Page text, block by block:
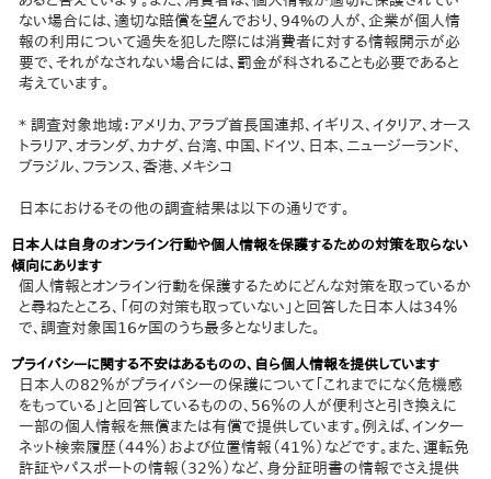
ない場合には、適切な賠償を望んでおり、94%の人が、企業が個人情
報の利用について過失を犯した際には消費者に対する情報開示が必
要で、それがなされない場合には、罰金が科されることも必要であると
考えています。
* 調査対象地域：アメリカ、アラブ首長国連邦、イギリス、イタリア、オース
トラリア、オランダ、カナダ、台湾、中国、ドイツ、日本、ニュージーランド、
ブラジル、フランス、香港、メキシコ
日本におけるその他の調査結果は以下の通りです。
日本人は自身のオンライン行動や個人情報を保護するための対策を取らない
傾向にあります
個人情報とオンライン行動を保護するためにどんな対策を取っているか
と尋ねたところ、「何の対策も取っていない」と回答した日本人は34％
で、調査対象国16ヶ国のうち最多となりました。
プライバシーに関する不安はあるものの、自ら個人情報を提供しています
日本人の82％がプライバシーの保護について「これまでになく危機感
をもっている」と回答しているものの、56％の人が便利さと引き換えに
一部の個人情報を無償または有償で提供しています。例えば、インター
ネット検索履歴（44％）および位置情報（41％）などです。また、運転免
許証やパスポートの情報（32％）など、身分証明書の情報でさえ提供